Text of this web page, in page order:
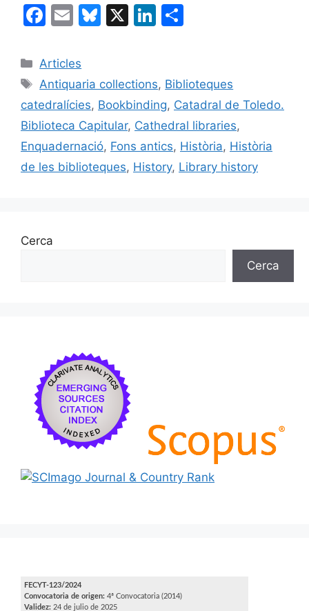
F
c
e
b
o
o
k
E
ai
l
Bl
s
k
y
X
Li
e
dI
n
p
ar
te
ix
Categories
Articles
Etiquetes
Antiquaria collections, Biblioteques
catedralícies, Bookbinding, Catadral de Toledo.
Biblioteca Capitular, Cathedral libraries,
Enquadernació, Fons antics, Història, Història
de les biblioteques, History, Library history
Cerca
Cerca